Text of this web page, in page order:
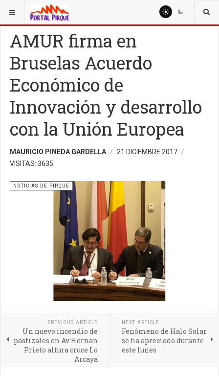
ESTÁ AQUÍ: NOTICIAS
AMUR firma en
Bruselas Acuerdo
Económico de
Innovación y desarrollo
con la Unión Europea
MAURICIO PINEDA GARDELLA
21 DICIEMBRE 2017
VISITAS: 3635
NOTICIAS DE PIRQUE
PREVIOUS ARTICLE
Un nuevo incendio de
pastizales en Av Hernan
Prieto altura cruce Lo
Arcaya
NEXT ARTICLE
Fenómeno de Halo Solar
se ha apreciado durante
este lunes